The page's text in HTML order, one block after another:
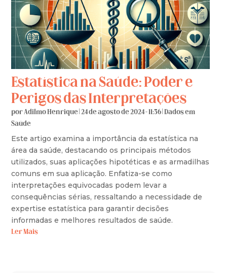
Estatística na Saúde: Poder e
Perigos das Interpretações
porAdilmo Henrique |24 de agosto de 2024 - 11:36 |Dados em
Saúde
Este artigo examina a importância da estatística na
área da saúde, destacando os principais métodos
utilizados, suas aplicações hipotéticas e as armadilhas
comuns em sua aplicação. Enfatiza-se como
interpretações equivocadas podem levar a
consequências sérias, ressaltando a necessidade de
expertise estatística para garantir decisões
informadas e melhores resultados de saúde.
Ler Mais